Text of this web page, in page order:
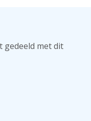
gedeeld met dit